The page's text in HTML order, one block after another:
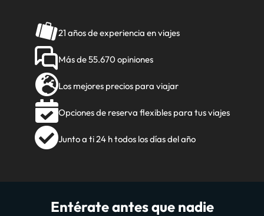
21 años de experiencia en viajes
Más de 55.670 opiniones
Los mejores precios para viajar
Opciones de reserva flexibles para tus viajes
Junto a ti 24 h todos los días del año
Entérate antes que nadie